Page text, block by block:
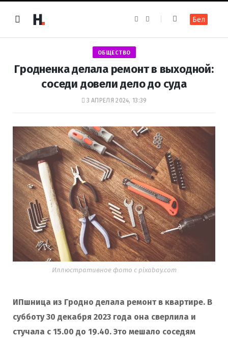
e
k
t
a
m
Бел
ОБЩЕСТВО
Гродненка делала ремонт в выходной:
соседи довели дело до суда
3 АПРЕЛЯ 2024, 13:39
Иллюстративное фото с pixabay.com
ИПшница из Гродно делала ремонт в квартире. В
субботу 30 декабря 2023 года она сверлила и
стучала с 15.00 до 19.40. Это мешало соседям